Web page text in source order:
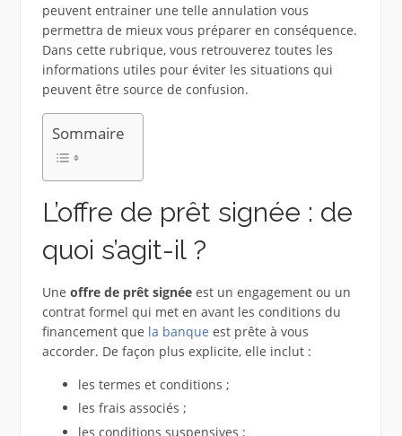
peuvent entrainer une telle annulation vous
permettra de mieux vous préparer en conséquence.
Dans cette rubrique, vous retrouverez toutes les
informations utiles pour éviter les situations qui
peuvent être source de confusion.
Sommaire
L’offre de prêt signée : de
quoi s’agit-il ?
Une offre de prêt signéeest un engagement ou un
contrat formel qui met en avant les conditions du
financement que la banque est prête à vous
accorder. De façon plus explicite, elle inclut :
les termes et conditions ;
les frais associés ;
les conditions suspensives ;